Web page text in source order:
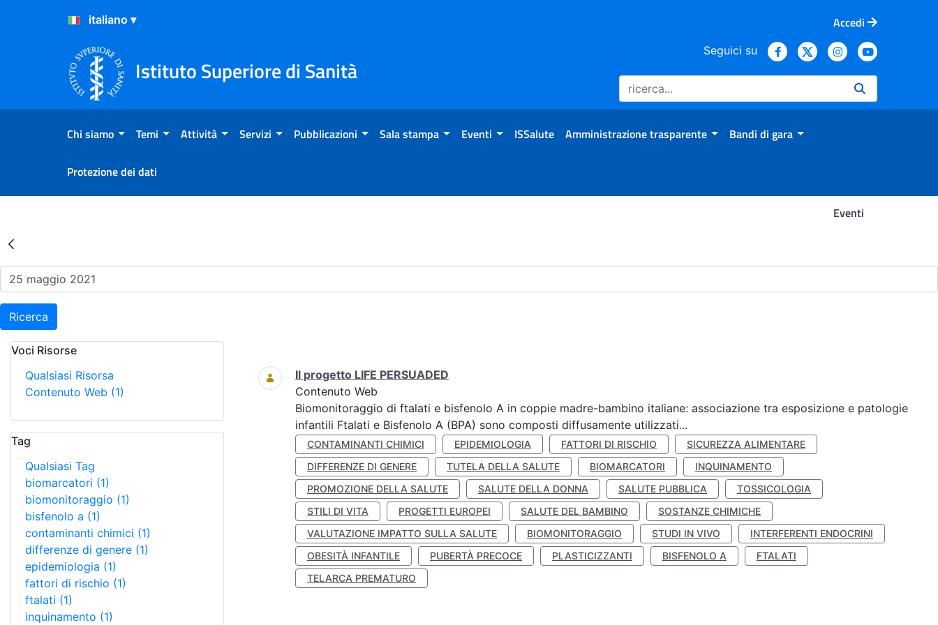
Salta al Contenuto
Salta al Footer
Accedi
Istituto Superiore di Sanità
Seguici su
Chi siamo Temi Attività Servizi Pubblicazioni Sala stampa Eventi ISSalute Amministrazione trasparente Bandi di gara
Protezione dei dati
Eventi
Risultati della Ricerca - Eventi
Ricerca
Voci Risorse
Qualsiasi Risorsa
Contenuto Web (1)
Tag
Qualsiasi Tag
biomarcatori (1)
biomonitoraggio (1)
bisfenolo a (1)
contaminanti chimici (1)
differenze di genere (1)
epidemiologia (1)
fattori di rischio (1)
ftalati (1)
inquinamento (1)
Ricerca
Il progetto LIFE PERSUADED
Contenuto Web
Biomonitoraggio di ftalati e bisfenolo A in coppie madre-bambino italiane: associazione tra esposizione e patologie
infantili Ftalati e Bisfenolo A (BPA) sono composti diffusamente utilizzati...
CONTAMINANTI CHIMICI EPIDEMIOLOGIA FATTORI DI RISCHIO
SICUREZZA ALIMENTARE
DIFFERENZE DI GENERE
TUTELA DELLA SALUTE BIOMARCATORI
INQUINAMENTO
PROMOZIONE DELLA SALUTE
SALUTE DELLA DONNA SALUTE PUBBLICA
TOSSICOLOGIA
STILI DI VITA
PROGETTI EUROPEI SALUTE DEL BAMBINO
SOSTANZE CHIMICHE
VALUTAZIONE IMPATTO SULLA SALUTE
BIOMONITORAGGIO STUDI IN VIVO
INTERFERENTI ENDOCRINI
OBESITÀ INFANTILE
PUBERTÀ PRECOCE PLASTICIZZANTI BISFENOLO A
FTALATI
TELARCA PREMATURO